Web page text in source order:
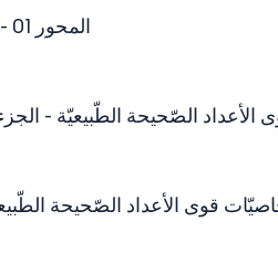
المحور 01 - الأعداد الصّحيحة الطّبيعيّة - الجزء 5 - النشر و التفكيك